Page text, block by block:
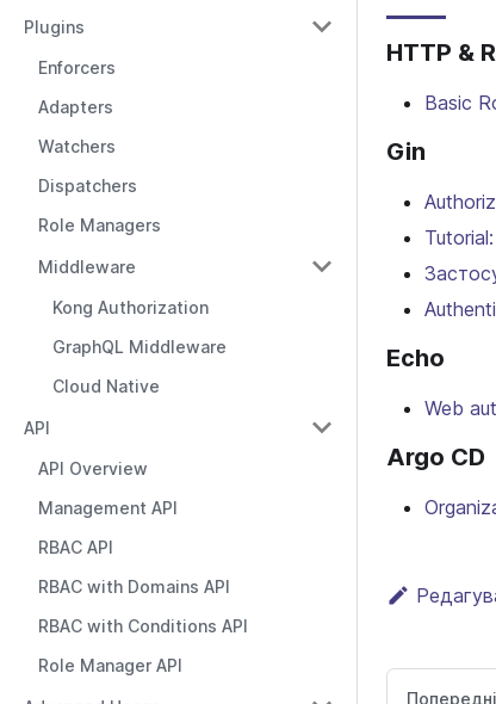
Plugins
Enforcers
Adapters
Watchers
Dispatchers
Role Managers
Middleware
Kong Authorization
GraphQL Middleware
Cloud Native
API
API Overview
Management API
RBAC API
RBAC with Domains API
RBAC with Conditions API
Role Manager API
HTTP &
Basic
Gin
Echo
Web
Argo CD